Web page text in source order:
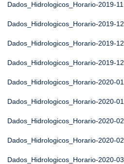
Dados_Hidrologicos_Horario-2019-11
Dados_Hidrologicos_Horario-2019-12
Dados_Hidrologicos_Horario-2019-12
Dados_Hidrologicos_Horario-2019-12
Dados_Hidrologicos_Horario-2020-01
Dados_Hidrologicos_Horario-2020-01
Dados_Hidrologicos_Horario-2020-02
Dados_Hidrologicos_Horario-2020-02
Dados_Hidrologicos_Horario-2020-03